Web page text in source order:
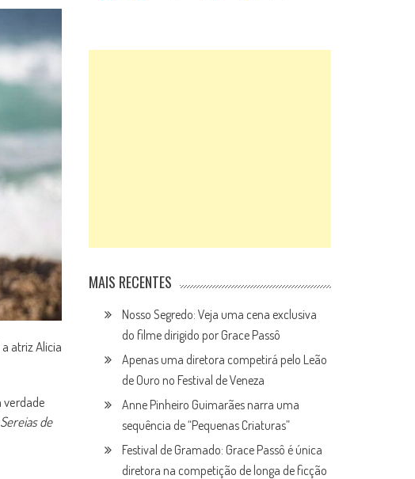
atriz Alicia
verdade
de
MAIS RECENTES
Nosso Segredo: Veja uma cena exclusiva
do filme dirigido por Grace Passô
Apenas uma diretora competirá pelo Leão
de Ouro no Festival de Veneza
Anne Pinheiro Guimarães narra uma
sequência de “Pequenas Criaturas”
Festival de Gramado: Grace Passô é única
diretora na competição de longa de ficção